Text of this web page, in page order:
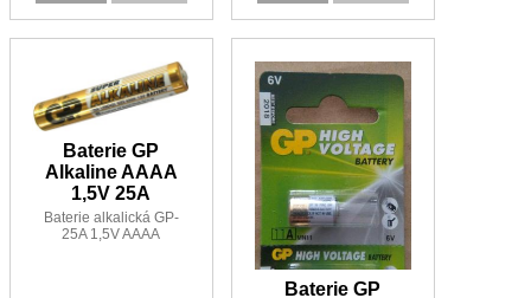
Baterie GP
Alkaline AAAA
1,5V 25A
Baterie alkalická GP-
25A 1,5V AAAA
Baterie GP